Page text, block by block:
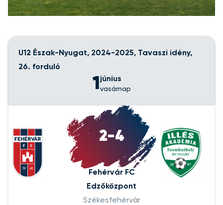
U12 Észak-Nyugat, 2024-2025, Tavaszi idény,
26. forduló
1június
vasárnap
2-4
Fehérvár FC
Edzőközpont
Székesfehérvár